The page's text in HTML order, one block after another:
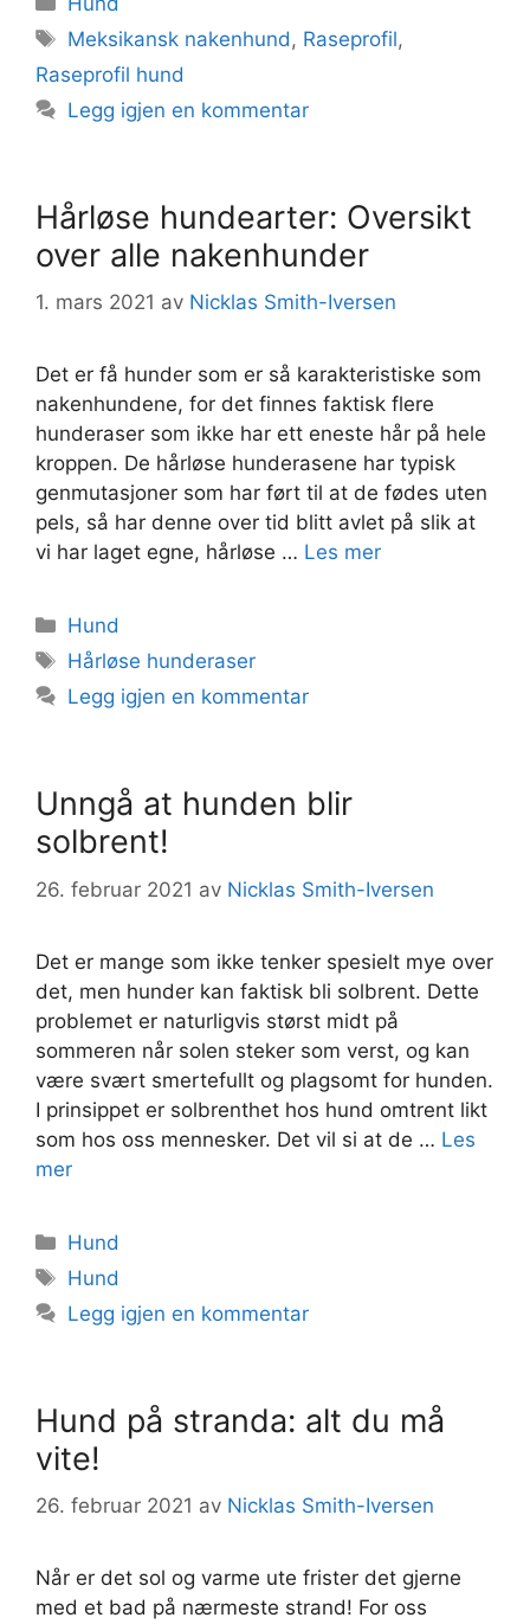
Stikkord
Meksikansk nakenhund , Raseprofil,
Raseprofil hund
Legg igjen en kommentar
Hårløse hundearter: Oversikt
over alle nakenhunder
1. mars 2021 av Nicklas Smith-Iversen
Det er få hunder som er så karakteristiske som
nakenhundene, for det finnes faktisk flere
hunderaser som ikke har ett eneste hår på hele
kroppen. De hårløse hunderasene har typisk
genmutasjoner som har ført til at de fødes uten
pels, så har denne over tid blitt avlet på slik at
vi har laget egne, hårløse … Les mer
Kategorier
Hund
Stikkord
Hårløse hunderaser
Legg igjen en kommentar
Unngå at hunden blir
solbrent!
26. februar 2021 av Nicklas Smith-Iversen
Det er mange som ikke tenker spesielt mye over
det, men hunder kan faktisk bli solbrent. Dette
problemet er naturligvis størst midt på
sommeren når solen steker som verst, og kan
være svært smertefullt og plagsomt for hunden.
I prinsippet er solbrenthet hos hund omtrent likt
som hos oss mennesker. Det vil si at de … Les
mer
Kategorier
Hund
Stikkord
Hund
Legg igjen en kommentar
Hund på stranda: alt du må
vite!
26. februar 2021 av Nicklas Smith-Iversen
Når er det sol og varme ute frister det gjerne
med et bad på nærmeste strand! For oss